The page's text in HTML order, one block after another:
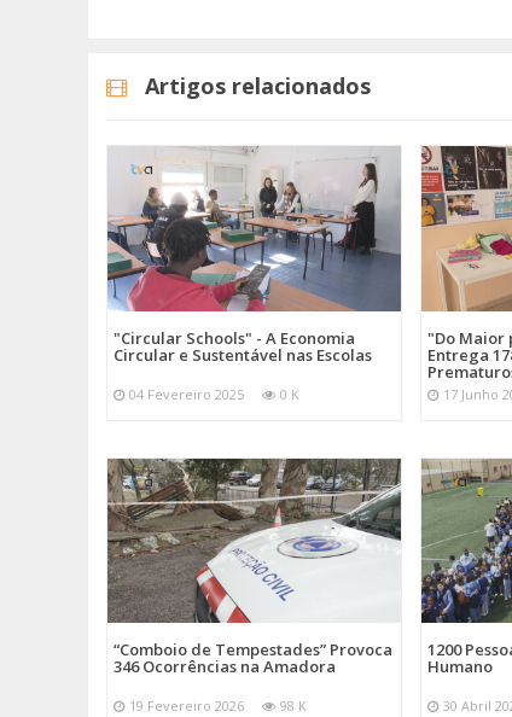
Artigos relacionados
"Circular Schools" - A Economia
Circular e Sustentável nas Escolas
04 Fevereiro 2025 0 K
"Do Maior
Entrega
17 Junho
“Comboio de Tempestades” Provoca
346 Ocorrências na Amadora
19 Fevereiro 2026 98 K
1200
Humano
30 Abril